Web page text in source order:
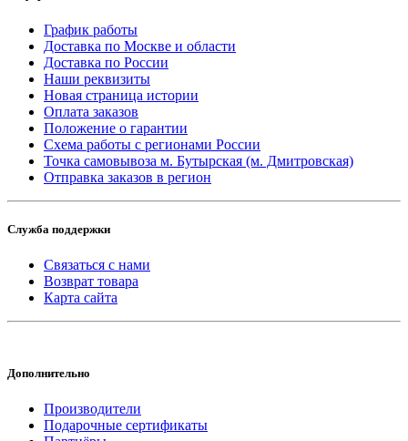
График работы
Доставка по Москве и области
Доставка по России
Наши реквизиты
Новая страница истории
Оплата заказов
Положение о гарантии
Схема работы с регионами России
Точка самовывоза м. Бутырская (м. Дмитровская)
Отправка заказов в регион
Служба поддержки
Связаться с нами
Возврат товара
Карта сайта
Дополнительно
Производители
Подарочные сертификаты